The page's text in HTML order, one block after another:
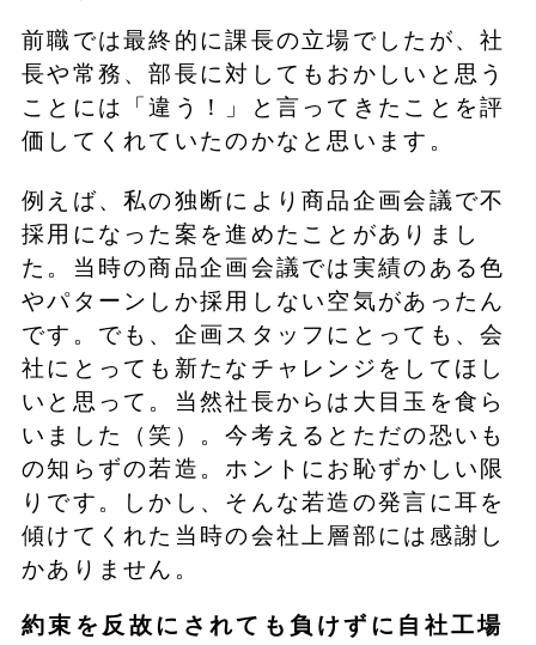
前職では最終的に課長の立場でしたが、社
長や常務、部長に対してもおかしいと思う
ことには「違う！」と言ってきたことを評
価してくれていたのかなと思います。
例えば、私の独断により商品企画会議で不
採用になった案を進めたことがありまし
た。当時の商品企画会議では実績のある色
やパターンしか採用しない空気があったん
です。でも、企画スタッフにとっても、会
社にとっても新たなチャレンジをしてほし
いと思って。当然社長からは大目玉を食ら
いました（笑）。今考えるとただの恐いも
の知らずの若造。ホントにお恥ずかしい限
りです。しかし、そんな若造の発言に耳を
傾けてくれた当時の会社上層部には感謝し
かありません。
約束を反故にされても負けずに自社工場